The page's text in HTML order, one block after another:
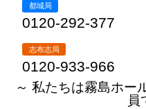
都城局
0120-292-377
志布志局
0120-933-966
～ 私たちは霧島ホー
員